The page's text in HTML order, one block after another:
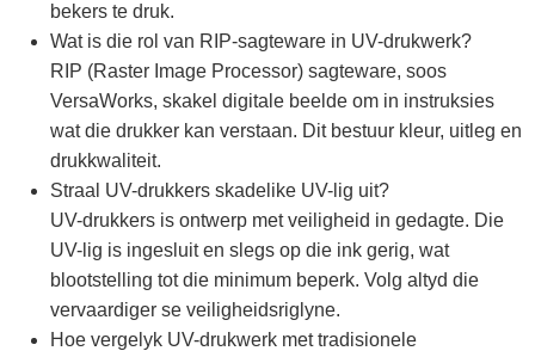
bekers te druk.
Wat is die rol van RIP-sagteware in UV-drukwerk?
RIP (Raster Image Processor) sagteware, soos
VersaWorks, skakel digitale beelde om in instruksies
wat die drukker kan verstaan. Dit bestuur kleur, uitleg en
drukkwaliteit.
Straal UV-drukkers skadelike UV-lig uit?
UV-drukkers is ontwerp met veiligheid in gedagte. Die
UV-lig is ingesluit en slegs op die ink gerig, wat
blootstelling tot die minimum beperk. Volg altyd die
vervaardiger se veiligheidsriglyne.
Hoe vergelyk UV-drukwerk met tradisionele